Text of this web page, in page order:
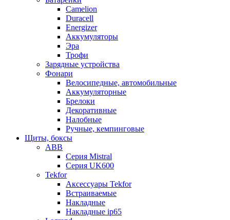
Camelion
Duracell
Energizer
Аккумуляторы
Эра
Трофи
Зарядные устройства
Фонари
Велосипедные, автомобильные
Аккумуляторные
Брелоки
Декоративные
Налобные
Ручные, кемпинговые
Щиты, боксы
ABB
Серия Mistral
Серия UK600
Tekfor
Аксессуары Tekfor
Встраиваемые
Накладные
Накладные ip65